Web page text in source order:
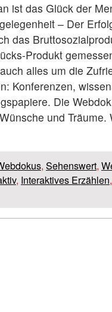
ist das Glück der
– Der
das
Produkt
alles um die
Konferenzen,
Die
und Träume.
, Sehenswert,
, Interaktives Erzählen